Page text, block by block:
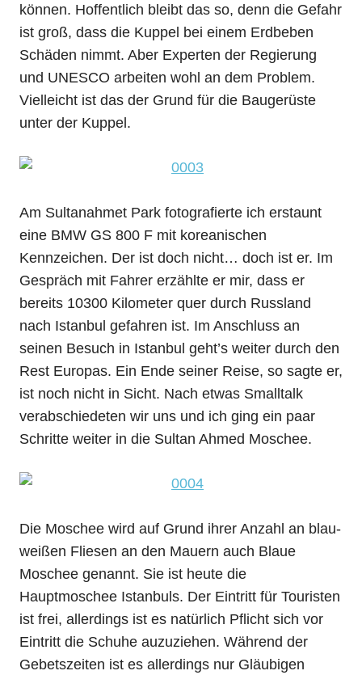
können. Hoffentlich bleibt das so, denn die Gefahr
ist groß, dass die Kuppel bei einem Erdbeben
Schäden nimmt. Aber Experten der Regierung
und UNESCO arbeiten wohl an dem Problem.
Vielleicht ist das der Grund für die Baugerüste
unter der Kuppel.
Am Sultanahmet Park fotografierte ich erstaunt
eine BMW GS 800 F mit koreanischen
Kennzeichen. Der ist doch nicht… doch ist er. Im
Gespräch mit Fahrer erzählte er mir, dass er
bereits 10300 Kilometer quer durch Russland
nach Istanbul gefahren ist. Im Anschluss an
seinen Besuch in Istanbul geht’s weiter durch den
Rest Europas. Ein Ende seiner Reise, so sagte er,
ist noch nicht in Sicht. Nach etwas Smalltalk
verabschiedeten wir uns und ich ging ein paar
Schritte weiter in die Sultan Ahmed Moschee.
Die Moschee wird auf Grund ihrer Anzahl an blau-
weißen Fliesen an den Mauern auch Blaue
Moschee genannt. Sie ist heute die
Hauptmoschee Istanbuls. Der Eintritt für Touristen
ist frei, allerdings ist es natürlich Pflicht sich vor
Eintritt die Schuhe auzuziehen. Während der
Gebetszeiten ist es allerdings nur Gläubigen